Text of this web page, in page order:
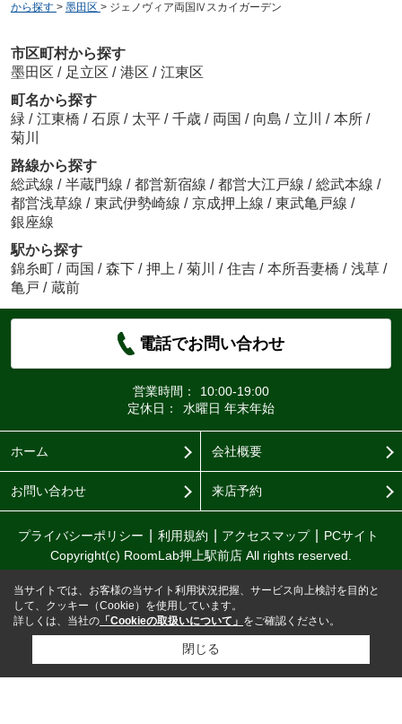
から探す > 墨田区 > ジェノヴィア両国Ⅳスカイガーデン
市区町村から探す
墨田区 / 足立区 / 港区 / 江東区
町名から探す
緑 / 江東橋 / 石原 / 太平 / 千歳 / 両国 / 向島 / 立川 / 本所 /
菊川
路線から探す
総武線 / 半蔵門線 / 都営新宿線 / 都営大江戸線 / 総武本線 /
都営浅草線 / 東武伊勢崎線 / 京成押上線 / 東武亀戸線 /
銀座線
駅から探す
錦糸町 / 両国 / 森下 / 押上 / 菊川 / 住吉 / 本所吾妻橋 / 浅草 /
亀戸 / 蔵前
電話でお問い合わせ
営業時間：
10:00-19:00
定休日：
水曜日 年末年始
ホーム 会社概要
お問い合わせ 来店予約
プライバシーポリシー 利用規約 アクセスマップ
PCサイト
Copyright(c) RoomLab押上駅前店 All rights reserved.
当サイトでは、お客様の当サイト利用状況把握、サービス向上検討を目的と
して、クッキー（Cookie）を使用しています。
詳しくは、当社の 「Cookieの取扱いについて」 をご確認ください。
閉じる